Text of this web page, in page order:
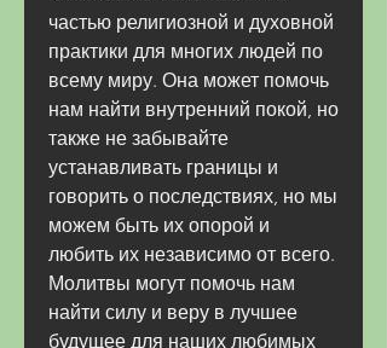
частью религиозной и духовной
практики для многих людей по
всему миру. Она может помочь
нам найти внутренний покой, но
также не забывайте
устанавливать границы и
говорить о последствиях, но мы
можем быть их опорой и
любить их независимо от всего.
Молитвы могут помочь нам
найти силу и веру в лучшее
будущее для наших любимых